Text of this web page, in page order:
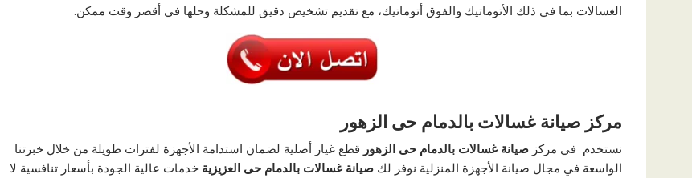
الغسالات بما في ذلك الأتوماتيك والفوق أتوماتيك، مع تقديم تشخيص دقيق للمشكلة وحلها في أقصر وقت ممكن.
مركز صيانة غسالات بالدمام حى الزهور
نستخدم في مركز صيانة غسالات بالدمام حى الزهور قطع غيار أصلية لضمان استدامة الأجهزة لفترات طويلة من خلال خبرتنا
الواسعة في مجال صيانة الأجهزة المنزلية نوفر لك صيانة غسالات بالدمام حى العزيزية خدمات عالية الجودة بأسعار تنافسية لا